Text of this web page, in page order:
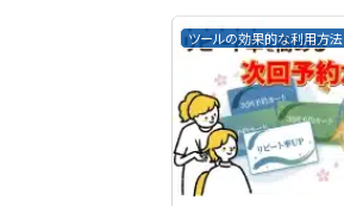
ツールの効果的な利用方法